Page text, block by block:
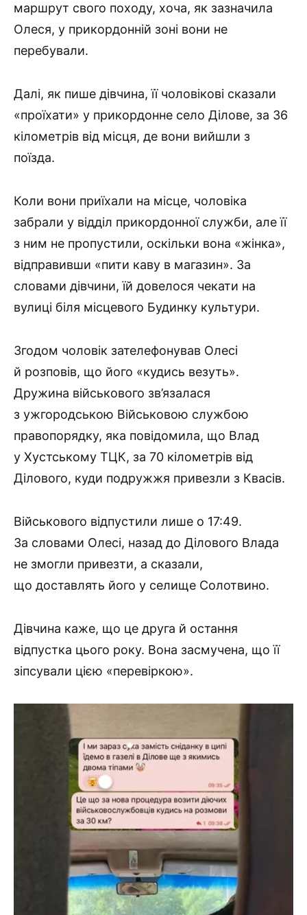
маршрут свого походу, хоча, як зазначила
Олеся, у прикордонній зоні вони не
перебували.
Далі, як пише дівчина, її чоловікові сказали
«проїхати» у прикордонне село Ділове, за 36
кілометрів від місця, де вони вийшли з
поїзда.
Коли вони приїхали на місце, чоловіка
забрали у відділ прикордонної служби, але її
з ним не пропустили, оскільки вона «жінка»,
відправивши «пити каву в магазин». За
словами дівчини, їй довелося чекати на
вулиці біля місцевого Будинку культури.
Згодом чоловік зателефонував Олесі
й розповів, що його «кудись везуть».
Дружина військового зв’язалася
з ужгородською Військовою службою
правопорядку, яка повідомила, що Влад
у Хустському ТЦК, за 70 кілометрів від
Ділового, куди подружжя привезли з Квасів.
Військового відпустили лише о 17:49.
За словами Олесі, назад до Ділового Влада
не змогли привезти, а сказали,
що доставлять його у селище Солотвино.
Дівчина каже, що це друга й остання
відпустка цього року. Вона засмучена, що її
зіпсували цією «перевіркою».